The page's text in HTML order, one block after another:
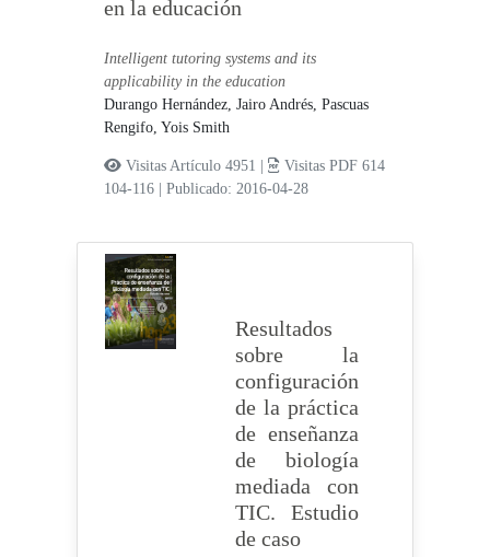
en la educación
Intelligent tutoring systems and its
applicability in the education
Durango Hernández, Jairo Andrés,Pascuas
Rengifo, Yois Smith
Visitas Artículo 4951 |
Visitas PDF 614
104-116
|Publicado: 2016-04-28
Resultados
sobre la
configuración
de la práctica
de enseñanza
de biología
mediada con
TIC. Estudio
de caso